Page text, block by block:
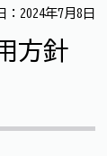
：2024年7月8日
方針